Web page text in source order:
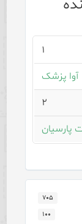
۱
آوا پزشک
۲
پارسیان
۷۰۵
۱۰۰